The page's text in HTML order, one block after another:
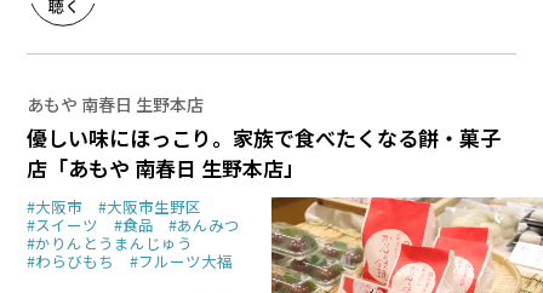
あもや 南春日 生野本店
優しい味にほっこり。家族で食べたくなる餅・菓子
店「あもや 南春日 生野本店」
#大阪市 #大阪市生野区
#スイーツ #食品 #あんみつ
#かりんとうまんじゅう
#わらびもち #フルーツ大福